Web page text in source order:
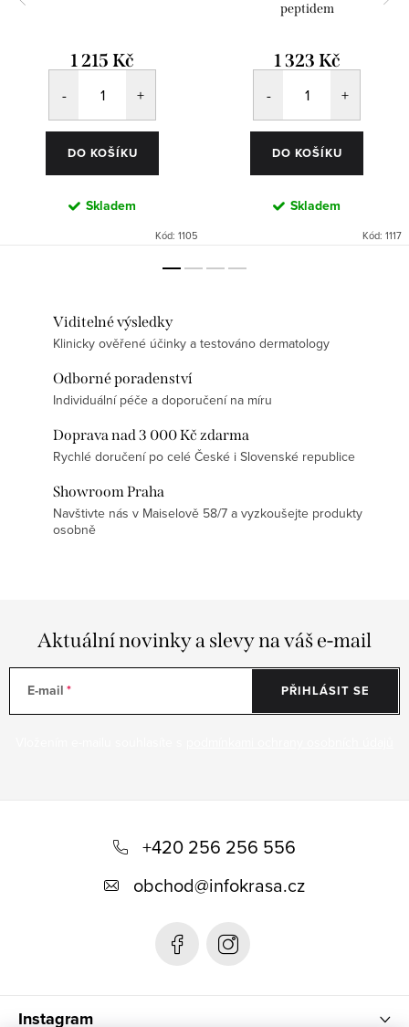
1 215 Kč
DO KOŠÍKU
Skladem
Kód: 1105
peptidem
1 323 Kč
DO KOŠÍKU
Skladem
Kód: 1117
Viditelné výsledky
Klinicky ověřené účinky a testováno dermatology
Odborné poradenství
Individuální péče a doporučení na míru
Doprava nad 3 000 Kč zdarma
Rychlé doručení po celé České i Slovenské republice
Showroom Praha
Navštivte nás v Maiselově 58/7 a vyzkoušejte produkty
osobně
Aktuální novinky a slevy na váš e-mail
E-mail PŘIHLÁSIT SE
Instagram
+420 256 256 556
obchod@infokrasa.cz